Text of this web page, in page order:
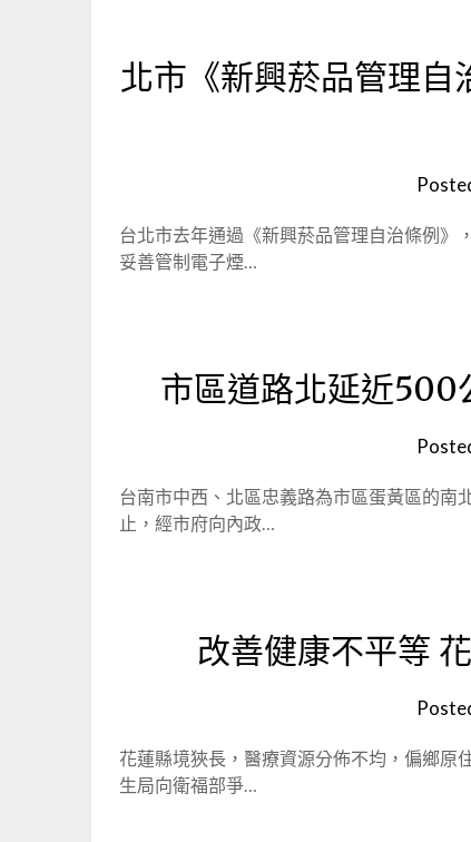
北市《新興菸品管理自
台北市去年通過《新興菸品管理自治條例》
妥善管制電子煙…
市區道路北延近500
台南市中西、北區忠義路為市區蛋黃區的南
止，經市府向內政…
改善健康不平等
花蓮縣境狹長，醫療資源分佈不均，偏鄉原
生局向衛福部爭…